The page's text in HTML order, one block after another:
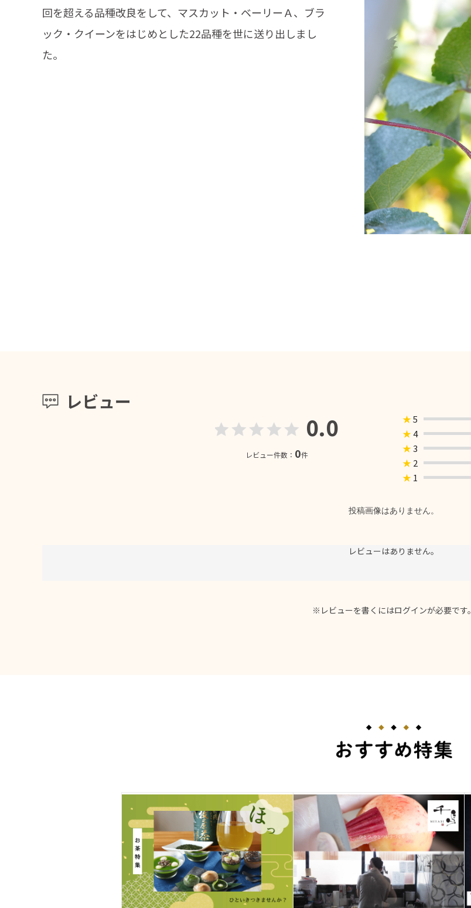
回を超える品種改良をして、マスカット・ベーリーＡ、ブラ
ック・クイーンをはじめとした22品種を世に送り出しまし
た。
レビュー
0.0
レビュー件数： 0件
★5
★4
★3
★ 2
★ 1
投稿画像はありません。
レビューはありません。
※レビューを書くにはログインが必要です。